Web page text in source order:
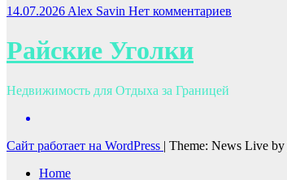
14.07.2026 Alex Savin Нет комментариев
Райские Уголки
Недвижимость для Отдыха за Границей
Сайт работает на WordPress | Theme: News Live by
Home